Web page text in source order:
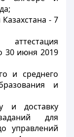
- 7
30 июня 2019
и среднего
и
и доставку
для
управлений